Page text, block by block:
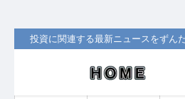
投資に関連する最新ニュースをずん